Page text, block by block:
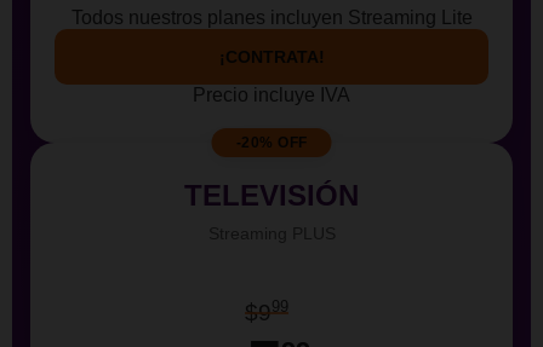
Todos nuestros planes incluyen Streaming Lite
¡CONTRATA!
Precio incluye IVA
-20% OFF
TELEVISIÓN
$999